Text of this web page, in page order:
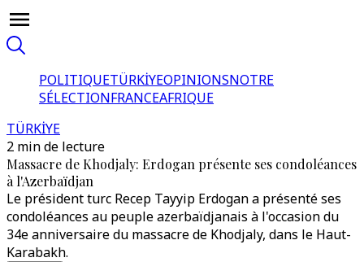
POLITIQUETÜRKİYEOPINIONSNOTRE
SÉLECTIONFRANCEAFRIQUE
TÜRKİYE
2 min de lecture
Massacre de Khodjaly: Erdogan présente ses condoléances
à l'Azerbaïdjan
Le président turc Recep Tayyip Erdogan a présenté ses
condoléances au peuple azerbaïdjanais à l'occasion du
34e anniversaire du massacre de Khodjaly, dans le Haut-
Karabakh.